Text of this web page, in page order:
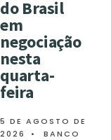
do Brasil
em
negociação
nesta
quarta-
feira
5 DE AGOSTO DE
2026
•
BANCO